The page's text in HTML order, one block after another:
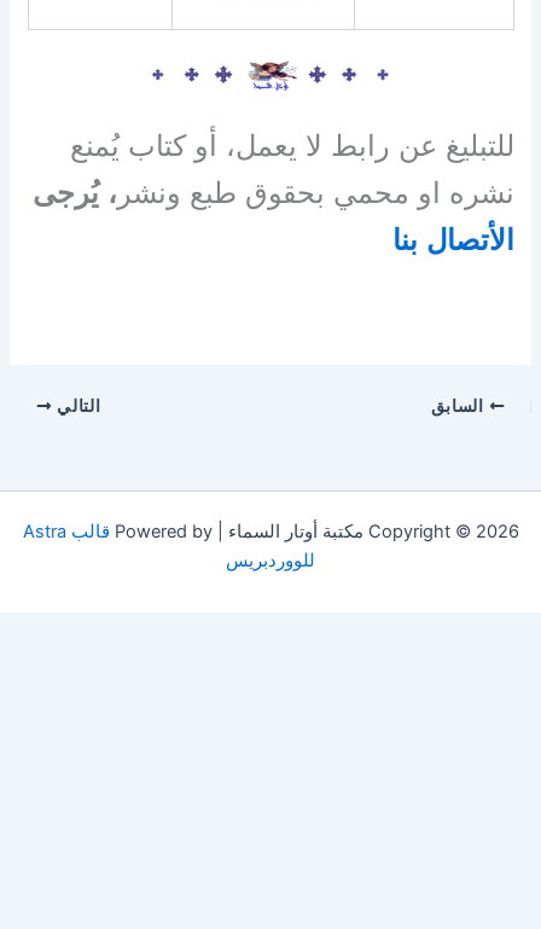
للتبليغ عن رابط لا يعمل، أو كتاب يُمنع
نشره او محمي بحقوق طبع ونشر ، يُرجى
الأتصال بنا
السابق التالي
Copyright © 2026 مكتبة أوتار السماء | Powered by
قالب Astra
للووردبريس